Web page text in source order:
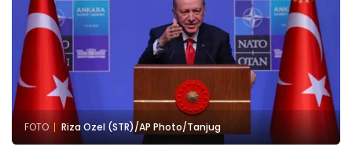
FOTO Riza Ozel (STR)/AP Photo/Tanjug